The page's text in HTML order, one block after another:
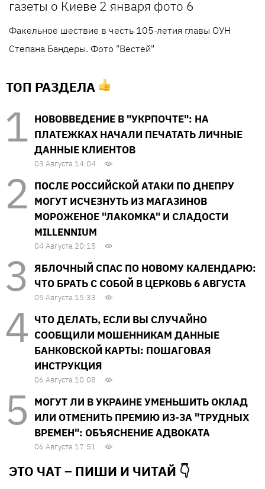
Факельное шествие в честь 105-летия главы ОУН
Степана Бандеры. Фото "Вестей"
ТОП РАЗДЕЛА
НОВОВВЕДЕНИЕ В "УКРПОЧТЕ": НА
ПЛАТЕЖКАХ НАЧАЛИ ПЕЧАТАТЬ ЛИЧНЫЕ
ДАННЫЕ КЛИЕНТОВ
03 Августа 14:04
ПОСЛЕ РОССИЙСКОЙ АТАКИ ПО ДНЕПРУ
МОГУТ ИСЧЕЗНУТЬ ИЗ МАГАЗИНОВ
МОРОЖЕНОЕ "ЛАКОМКА" И СЛАДОСТИ
MILLENNIUM
04 Августа 20:15
ЯБЛОЧНЫЙ СПАС ПО НОВОМУ КАЛЕНДАРЮ:
ЧТО БРАТЬ С СОБОЙ В ЦЕРКОВЬ 6 АВГУСТА
05 Августа 15:33
ЧТО ДЕЛАТЬ, ЕСЛИ ВЫ СЛУЧАЙНО
СООБЩИЛИ МОШЕННИКАМ ДАННЫЕ
БАНКОВСКОЙ КАРТЫ: ПОШАГОВАЯ
ИНСТРУКЦИЯ
06 Августа 10:08
МОГУТ ЛИ В УКРАИНЕ УМЕНЬШИТЬ ОКЛАД
ИЛИ ОТМЕНИТЬ ПРЕМИЮ ИЗ-ЗА "ТРУДНЫХ
ВРЕМЕН": ОБЪЯСНЕНИЕ АДВОКАТА
06 Августа 17:51
ЭТО ЧАТ – ПИШИ И ЧИТАЙ 👇